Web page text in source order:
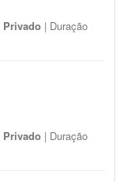
Privado | Duração
Privado | Duração